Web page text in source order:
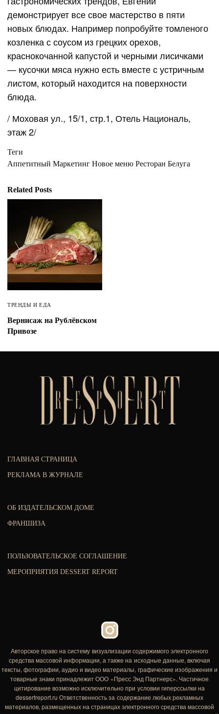
демонстрирует все свое мастерство в пяти
новых блюдах. Например попробуйте томленого
козленка с соусом из грецких орехов,
краснокочанной капустой и черными лисичками
— кусочки мяса нужно есть вместе с устричным
листом, который находится на поверхности
блюда.
/ Моховая ул., 15/1,стр.1, Отель Националь,
этаж 2/
Теги
Аппетитный Маркетинг Новое меню Ресторан Белуга
Related Posts
ТРЕНДЫ И ЕДА
Вернисаж на Рублёвском
Привозе
ГЛАВНАЯ СТРАНИЦА
РЕКЛАМА В ЖУРНАЛЕ
ОБ ИЗДАТЕЛЬСКОМ ДОМЕ
ФРАНШИЗА
ПОЛЬЗОВАТЕЛЬСКОЕ СОГЛАШЕНИЕ
МЕРОПРИЯТИЯ DESSERT REPORT
Авторское право на систему визуализации содержимого электронного
средства массовой информации, а также на исходные данные, включая
тексты, фотографии, аудио и видео материалы, графические изображения и
товарные знаки принадлежит ООО «Пресс Энд Партнерс». Частичное
цитирование возможно исключительно при условии гиперссылки на
dessertreport.ru Ответственность за содержание любых рекламных
материалов, размещенных на страницах электронного средства массовой